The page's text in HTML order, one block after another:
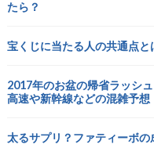
たら？
宝くじに当たる人の共通点
2017年のお盆の帰省ラッシ
高速や新幹線などの混雑予想
太るサプリ？ファティーボ